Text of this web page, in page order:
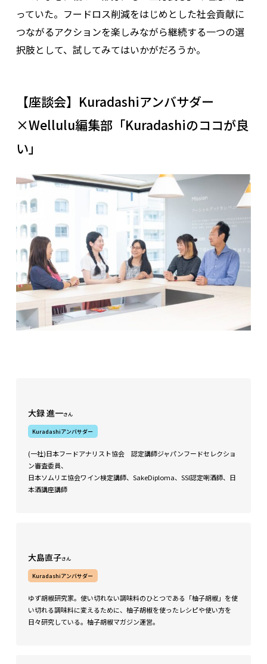
っていた。フードロス削減をはじめとした社会貢献に
つながるアクションを楽しみながら継続する一つの選
択肢として、試してみてはいかがだろうか。
【座談会】Kuradashiアンバサダー
×Wellulu編集部「Kuradashiのココが良
い」
大録 進一さん
Kuradashiアンバサダー
(一社)日本フードアナリスト協会 認定講師ジャパンフードセレクショ
ン審査委員、
日本ソムリエ協会ワイン検定講師、SakeDiploma、SSI認定唎酒師、日
本酒講座講師
大島直子さん
Kuradashiアンバサダー
ゆず胡椒研究家。使い切れない調味料のひとつである「柚子胡椒」を使
い切れる調味料に変えるために、柚子胡椒を使ったレシピや使い方を
日々研究している。柚子胡椒マガジン運営。